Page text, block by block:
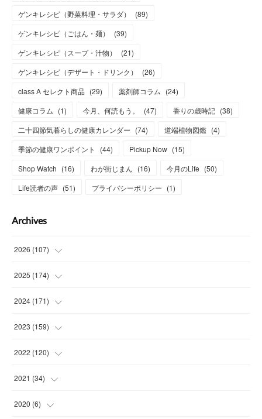
ゲンキレシピ（野菜料理・サラダ）
(89)
ゲンキレシピ（ごはん・麺）
(39)
ゲンキレシピ（スープ・汁物）
(21)
ゲンキレシピ（デザート・ドリンク）
(26)
class A セレクト商品 (29) 薬剤師コラム (24)
健康コラム (1) 今月、何読もう。 (47) 香りの歳時記 (38)
二十四節気暮らしの健康カレンダー (74) 道端植物図鑑 (4)
季節の健康ワンポイント
(44) Pickup Now (15)
Shop Watch (16) わが街じまん (16) 今月のLife (50)
Life読者の声 (51) プライバシーポリシー (1)
Archives
2026 (107)
(4)
(15
(15
(13
2025 (174)
(14
(14
(15
(15
2024 (171)
(13
(13
(15
(
2023 (159)
(14
(14 )
(
2022 (120)
(14 )
( 13
2021 (34)
( )
2020 (6)